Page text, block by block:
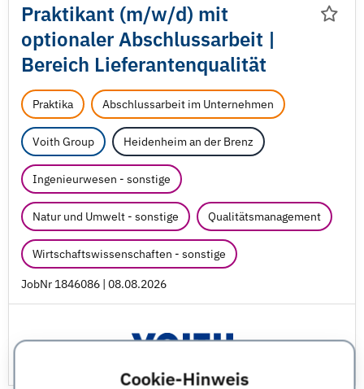
Cookie-Hinweis
Praktikant (m/w/d) mit
optionaler Abschlussarbeit |
Bereich Lieferantenqualität
Praktika Abschlussarbeit im Unternehmen
Voith Group Heidenheim an der Brenz
Ingenieurwesen - sonstige
Natur und Umwelt - sonstige Qualitätsmanagement
Wirtschaftswissenschaften - sonstige
JobNr 1846086 | 08.08.2026